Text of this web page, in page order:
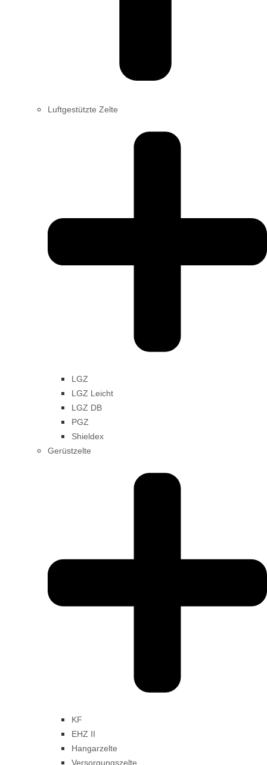
Luftgestützte Zelte
LGZ
LGZ Leicht
LGZ DB
PGZ
Shieldex
Gerüstzelte
KF
EHZ II
Hangarzelte
Versorgungszelte